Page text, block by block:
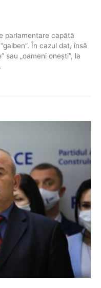
parlamentare capătă
În cazul dat, însă
sau „oameni onești”, la